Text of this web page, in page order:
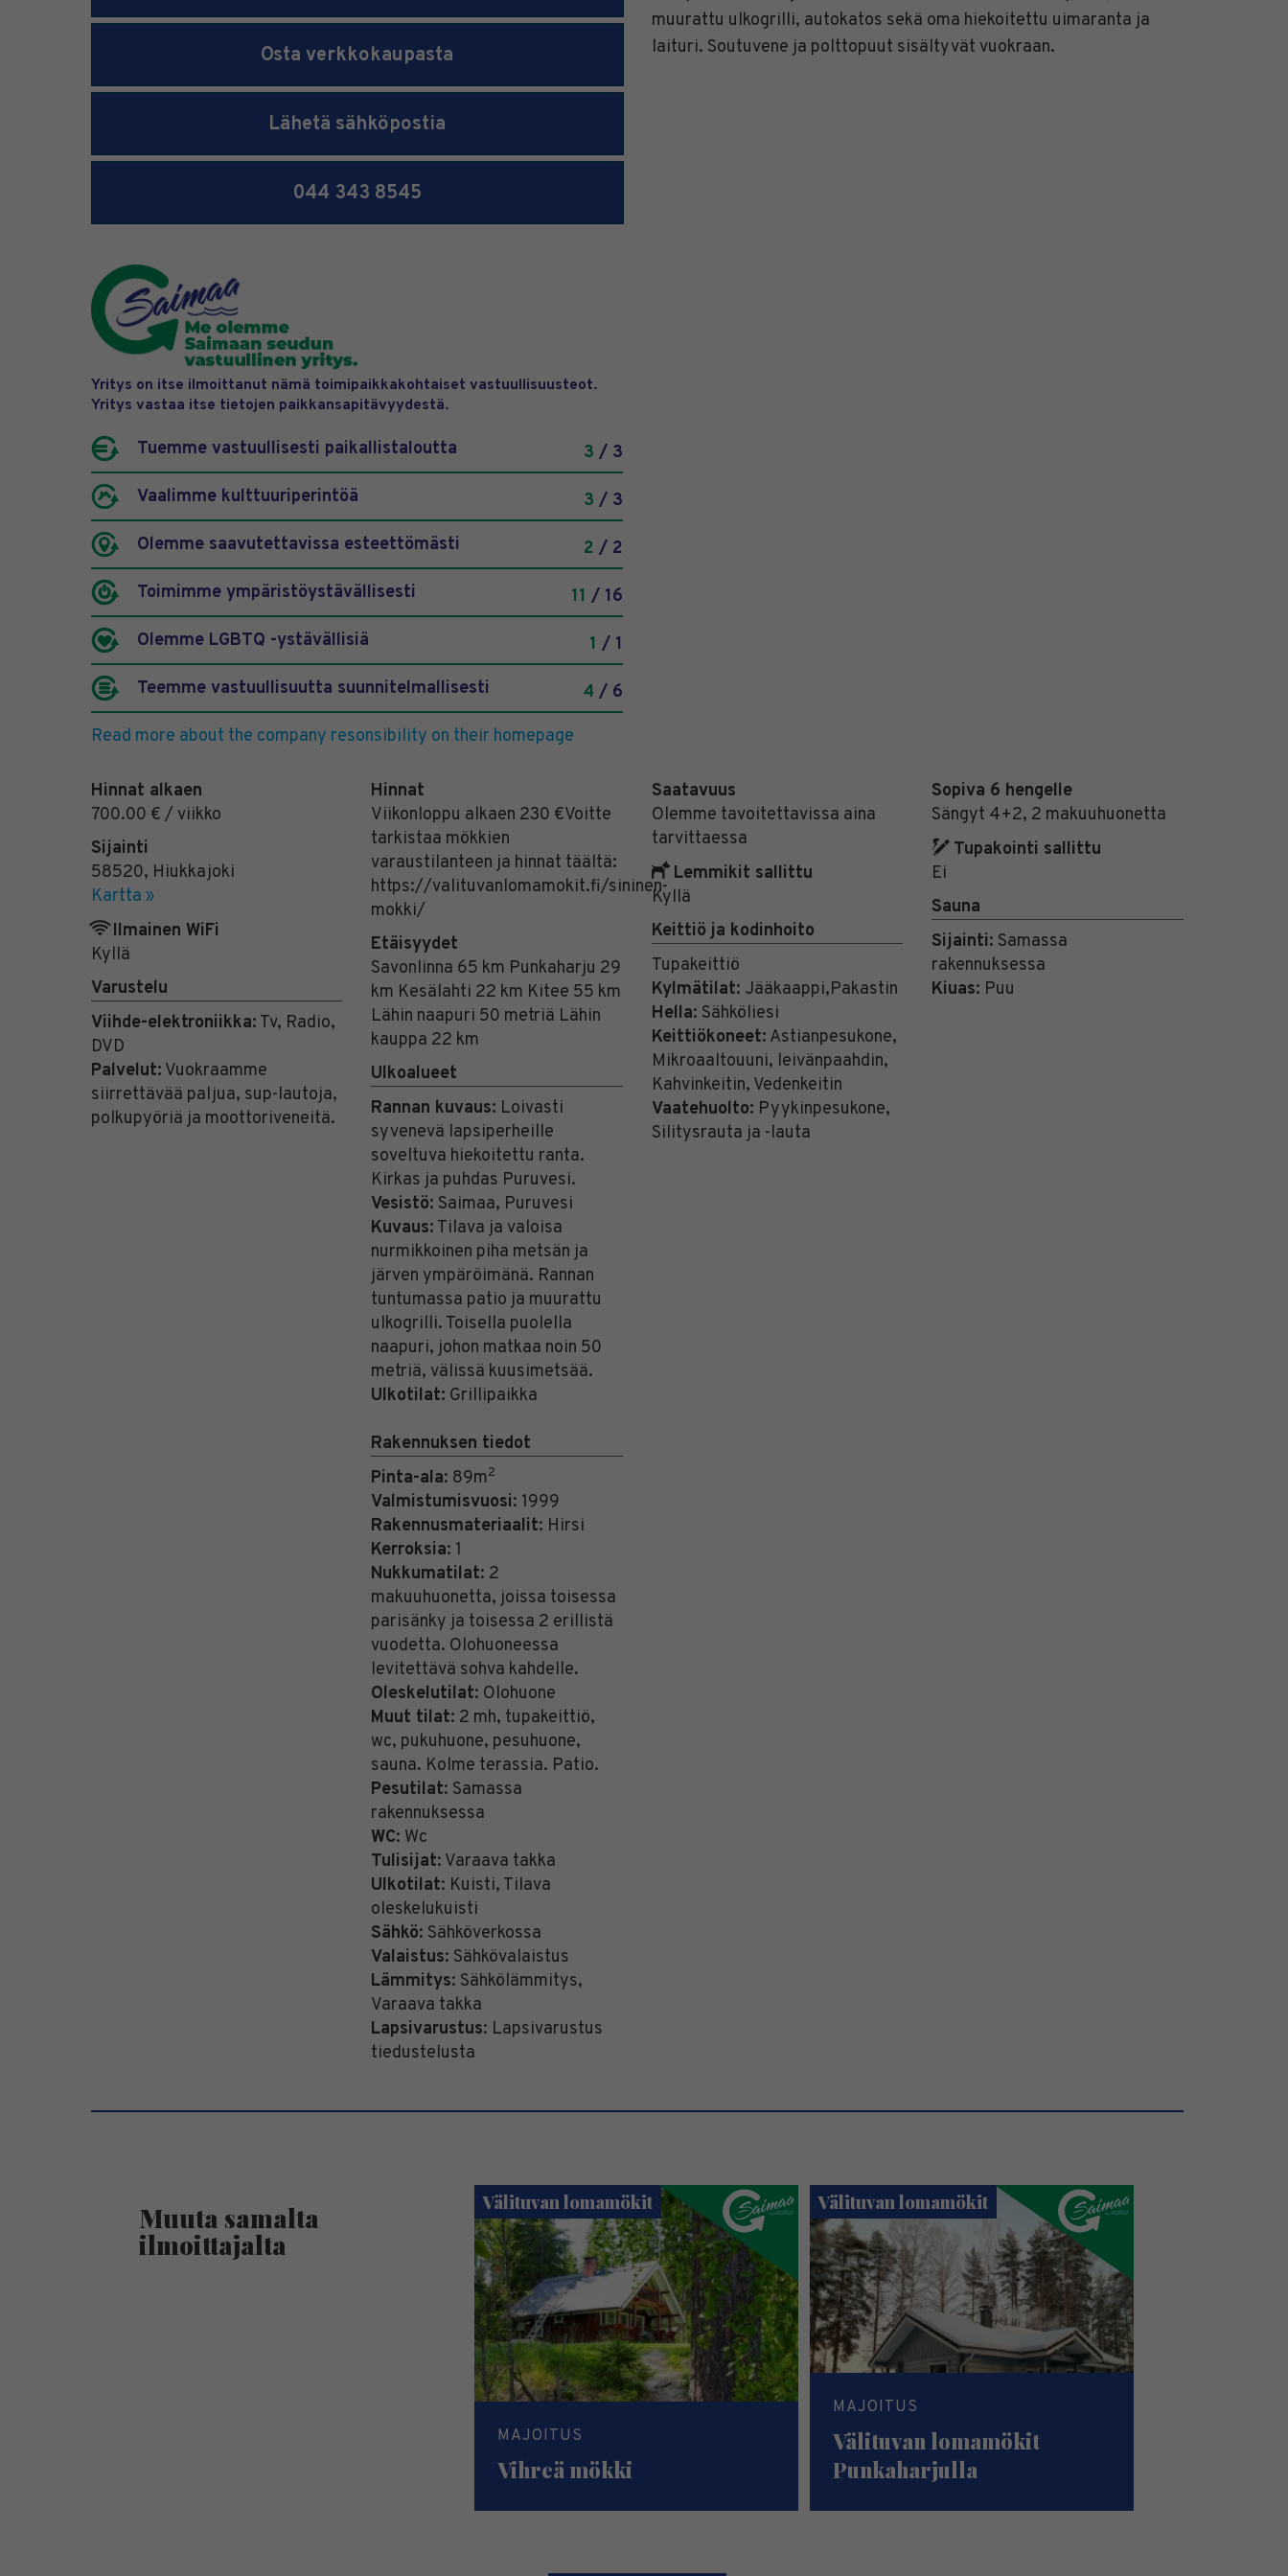
Osta verkkokaupasta
Lähetä sähköpostia
044 343 8545
Yritys on itse ilmoittanut nämä toimipaikkakohtaiset vastuullisuusteot.
Yritys vastaa itse tietojen paikkansapitävyydestä.
Tuemme vastuullisesti paikallistaloutta 3 / 3
Vaalimme kulttuuriperintöä
3 / 3
Olemme saavutettavissa esteettömästi
2 / 2
Toimimme ympäristöystävällisesti
11 / 16
Olemme LGBTQ -ystävällisiä
1 / 1
Teemme vastuullisuutta suunnitelmallisesti
4 / 6
Read more about the company resonsibility on their homepage
muurattu ulkogrilli, autokatos sekä oma hiekoitettu uimaranta ja
laituri. Soutuvene ja polttopuut sisältyvät vuokraan.
Hinnat alkaen
700.00 € / viikko
Sijainti
58520, Hiukkajoki
Kartta »
Ilmainen WiFi
Kyllä
Varustelu
Viihde-elektroniikka: Tv, Radio,
DVD
Palvelut: Vuokraamme
siirrettävää paljua, sup-lautoja,
polkupyöriä ja moottoriveneitä.
Hinnat
Viikonloppu alkaen 230 €Voitte
tarkistaa mökkien
varaustilanteen ja hinnat täältä:
https://valituvanlomamokit.fi/sininen-
mokki/
Etäisyydet
Savonlinna 65 km Punkaharju 29
km Kesälahti 22 km Kitee 55 km
Lähin naapuri 50 metriä Lähin
kauppa 22 km
Ulkoalueet
Rannan kuvaus: Loivasti
syvenevä lapsiperheille
soveltuva hiekoitettu ranta.
Kirkas ja puhdas Puruvesi.
Vesistö: Saimaa, Puruvesi
Kuvaus: Tilava ja valoisa
nurmikkoinen piha metsän ja
järven ympäröimänä. Rannan
tuntumassa patio ja muurattu
ulkogrilli. Toisella puolella
naapuri, johon matkaa noin 50
metriä, välissä kuusimetsää.
Ulkotilat: Grillipaikka
Rakennuksen tiedot
Pinta-ala: 89m2
Valmistumisvuosi: 1999
Rakennusmateriaalit: Hirsi
Kerroksia: 1
Nukkumatilat: 2
makuuhuonetta, joissa toisessa
parisänky ja toisessa 2 erillistä
vuodetta. Olohuoneessa
levitettävä sohva kahdelle.
Oleskelutilat: Olohuone
Muut tilat: 2 mh, tupakeittiö,
wc, pukuhuone, pesuhuone,
sauna. Kolme terassia. Patio.
Pesutilat: Samassa
rakennuksessa
WC: Wc
Tulisijat: Varaava takka
Ulkotilat: Kuisti, Tilava
oleskelukuisti
Sähkö: Sähköverkossa
Valaistus: Sähkövalaistus
Lämmitys: Sähkölämmitys,
Varaava takka
Lapsivarustus: Lapsivarustus
tiedustelusta
Saatavuus
Olemme tavoitettavissa aina
tarvittaessa
Lemmikit sallittu
Kyllä
Keittiö ja kodinhoito
Tupakeittiö
Kylmätilat: Jääkaappi,Pakastin
Hella: Sähköliesi
Keittiökoneet: Astianpesukone,
Mikroaaltouuni, leivänpaahdin,
Kahvinkeitin, Vedenkeitin
Vaatehuolto: Pyykinpesukone,
Silitysrauta ja -lauta
Sopiva 6 hengelle
Sängyt 4+2, 2 makuuhuonetta
Tupakointi sallittu
Ei
Sauna
Sijainti: Samassa
rakennuksessa
Kiuas: Puu
Muuta samalta
ilmoittajalta
Välituvan lomamökit
MAJOITUS
Vihreä mökki
Välituvan lomamökit
MAJOITUS
Välituvan lomamökit
Punkaharjulla